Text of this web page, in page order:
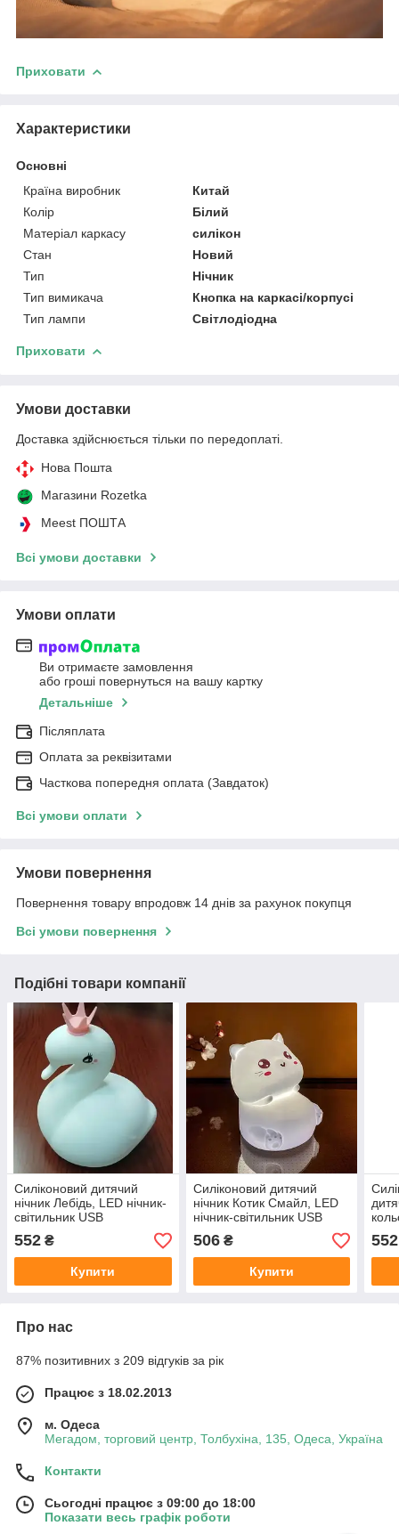
Приховати
Характеристики
Основні
Країна виробник
Китай
Колір
Білий
Матеріал каркасу
силікон
Стан
Новий
Тип
Нічник
Тип вимикача
Кнопка на каркасі/корпусі
Тип лампи
Світлодіодна
Приховати
Умови доставки
Доставка здійснюється тільки по передоплаті.
Нова Пошта
Магазини Rozetka
Meest ПОШТА
Всі умови доставки
Умови оплати
Ви отримаєте замовлення
або гроші повернуться на вашу картку
Детальніше
Післяплата
Оплата за реквізитами
Часткова попередня оплата (Завдаток)
Всі умови оплати
Умови повернення
Повернення товару впродовж 14 днів за рахунок покупця
Всі умови повернення
Подібні товари компанії
Силіконовий дитячий
нічник Лебідь, LED нічник-
світильник USB
552 ₴
Купити
Силіконовий дитячий
нічник Котик Смайл, LED
нічник-світильник USB
506₴
Купити
552
Про нас
87% позитивних з 209 відгуків за рік
Працює з 18.02.2013
м. Одеса
Мегадом, торговий центр, Толбухіна, 135, Одеса, Україна
Контакти
Сьогодні працює з 09:00 до 18:00
Показати весь графік роботи